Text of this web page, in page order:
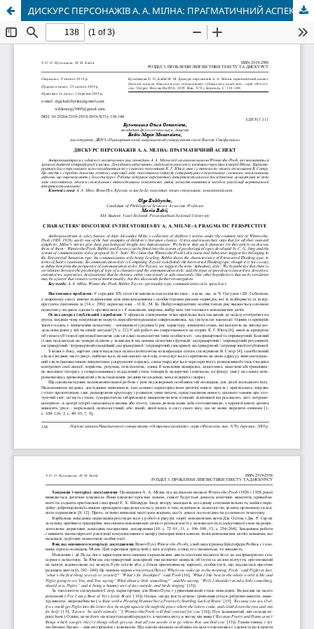
ДИСКУРС ПЕРСОНАЖІВ А. А. МІЛНА: ПРАГМАТИЧНИЙ АСПЕКТ